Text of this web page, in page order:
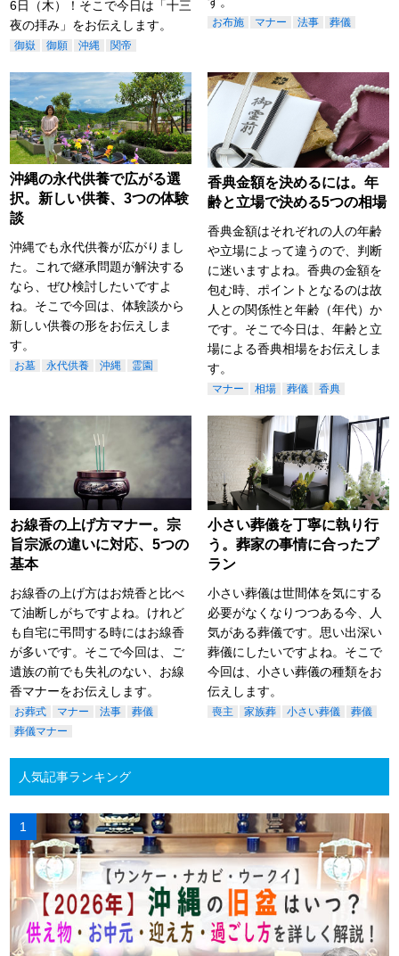
6日（木）！そこで今日は「十三
夜の拝み」をお伝えします。
御嶽 御願 沖縄 関帝
お布施 マナー 法事 葬儀
沖縄の永代供養で広がる選
択。新しい供養、3つの体験
談
沖縄でも永代供養が広がりまし
た。これで継承問題が解決する
なら、ぜひ検討したいですよ
ね。そこで今回は、体験談から
新しい供養の形をお伝えしま
す。
お墓 永代供養 沖縄 霊園
香典金額を決めるには。年
齢と立場で決める5つの相場
香典金額はそれぞれの人の年齢
や立場によって違うので、判断
に迷いますよね。香典の金額を
包む時、ポイントとなるのは故
人との関係性と年齢（年代）か
です。そこで今日は、年齢と立
場による香典相場をお伝えしま
す。
マナー 相場 葬儀 香典
お線香の上げ方マナー。宗
旨宗派の違いに対応、5つの
基本
お線香の上げ方はお焼香と比べ
て油断しがちですよね。けれど
も自宅に弔問する時にはお線香
が多いです。そこで今回は、ご
遺族の前でも失礼のない、お線
香マナーをお伝えします。
お葬式 マナー 法事
葬儀
葬儀マナー
小さい葬儀を丁寧に執り行
う。葬家の事情に合ったプ
ラン
小さい葬儀は世間体を気にする
必要がなくなりつつある今、人
気がある葬儀です。思い出深い
葬儀にしたいですよね。そこで
今回は、小さい葬儀の種類をお
伝えします。
喪主 家族葬 小さい葬儀 葬儀
人気記事ランキング